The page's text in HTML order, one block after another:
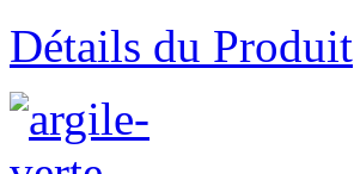
Détails du Produit